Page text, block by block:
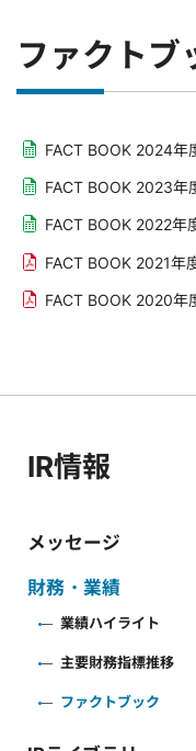
ファクトブ
FACT BOOK 2024年
FACT BOOK 2023年
FACT BOOK 2022年
FACT BOOK 2021年
FACT BOOK 2020年
IR情報
メッセージ
財務・業績
業績ハイライト
主要財務指標推移
ファクトブック